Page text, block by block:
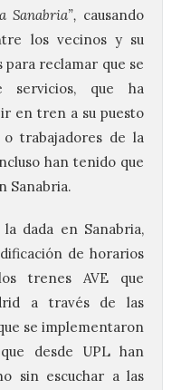
Sanabria”, causando
los vecinos y su
reclamar que se
servicios, que ha
en tren a su puesto
trabajadores de la
han tenido que
Sanabria.
dada en Sanabria,
de horarios
trenes AVE que
a través de las
se implementaron
desde UPL han
sin escuchar a las